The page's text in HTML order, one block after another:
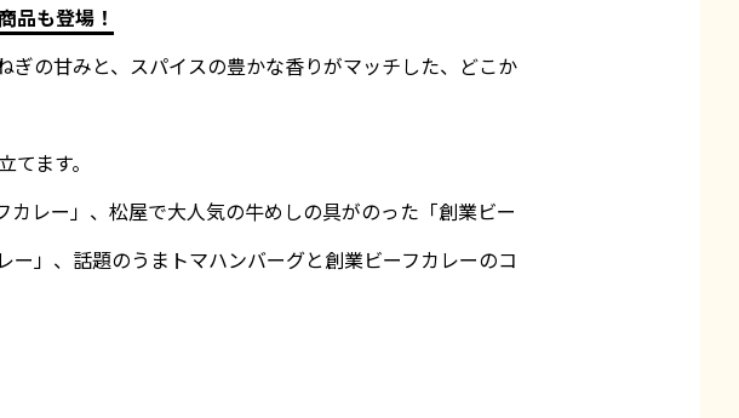
品も登場！
の甘みと、スパイスの豊かな香りがマッチした、どこか
ます。
レー」、松屋で大人気の牛めしの具がのった「創業ビー
」、話題のうまトマハンバーグと創業ビーフカレーのコ